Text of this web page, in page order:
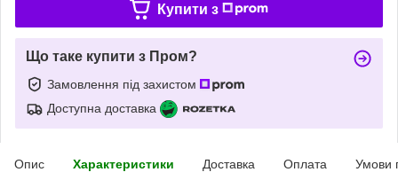
Купити з
Що таке купити з Пром?
Замовлення під захистом
Доступна доставка
Опис Характеристики Доставка Оплата Умови